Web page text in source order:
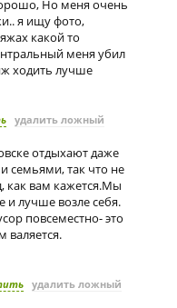
Но меня очень
я ищу фото,
какой то
меня убил
ходить лучше
удалить ложный
отдыхают даже
семьями, так что не
как вам кажется.Мы
лучше возле себя.
повсеместно- это
валяется.
удалить ложный